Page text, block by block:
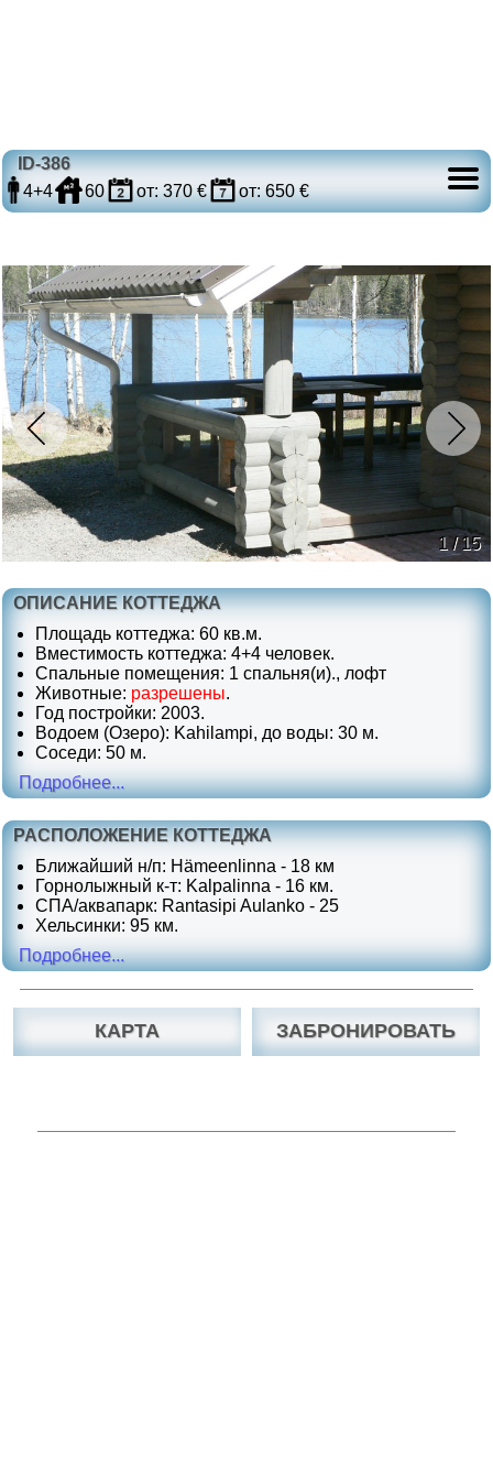
ID-386
4+4
60 от: 370 € от: 650 €
1 / 15
ОПИСАНИЕ КОТТЕДЖА
Площадь коттеджа: 60 кв.м.
Вместимость коттеджа: 4+4 человек.
Спальные помещения: 1 спальня(и)., лофт
Животные: разрешены.
Год постройки: 2003.
Водоем (Озеро): Kahilampi, до воды: 30 м.
Соседи: 50 м.
Подробнее...
РАСПОЛОЖЕНИЕ КОТТЕДЖА
Ближайший н/п: Hämeenlinna - 18 км
Горнолыжный к-т: Kalpalinna - 16 км.
СПА/аквапарк: Rantasipi Aulanko - 25
Хельсинки: 95 км.
Подробнее...
КАРТА ЗАБРОНИРОВАТЬ